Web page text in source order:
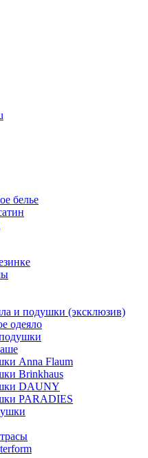
белье
и подушки (эксклюзив)
одеяло
Anna Flaum
Brinkhaus
DAUNY
PARADIES